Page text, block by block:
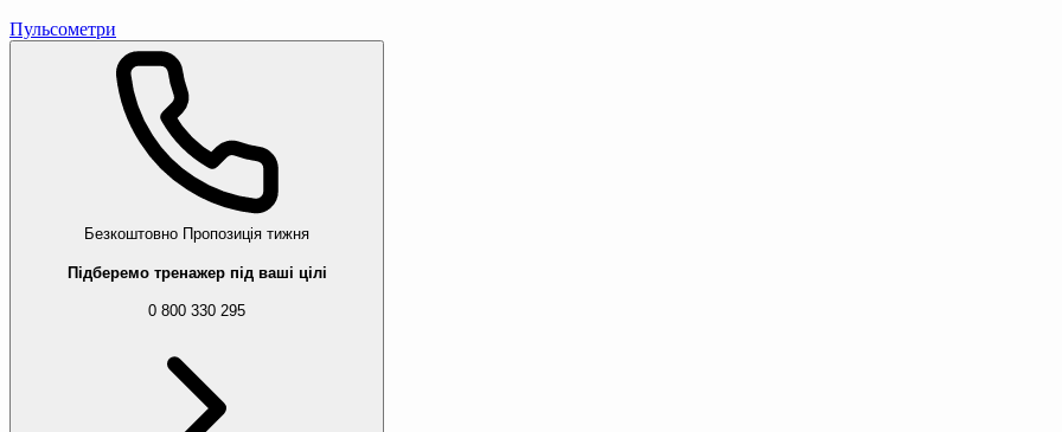
Пульсометри
Безкоштовно Пропозиція тижня
Підберемо тренажер під ваші цілі
0 800 330 295